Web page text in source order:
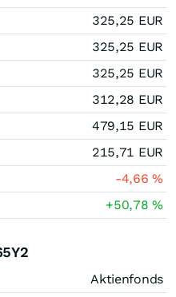
325,25 EUR
325,25 EUR
325,25 EUR
312,28 EUR
479,15 EUR
215,71 EUR
-4,66%
+50,78%
Aktienfonds